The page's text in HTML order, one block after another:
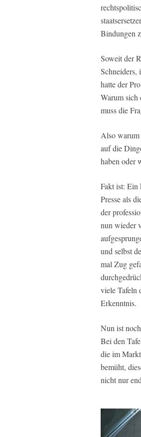
Bindungen
Soweit der
Schneiders,
hatte der
Warum sich
muss die
Also warum
auf die
haben oder
Fakt ist: Ein
Presse als
der
nun wieder
und selbst
mal Zug
viele Tafeln
Erkenntnis.
Nun ist
Bei den
die im
bemüht,
nicht nur